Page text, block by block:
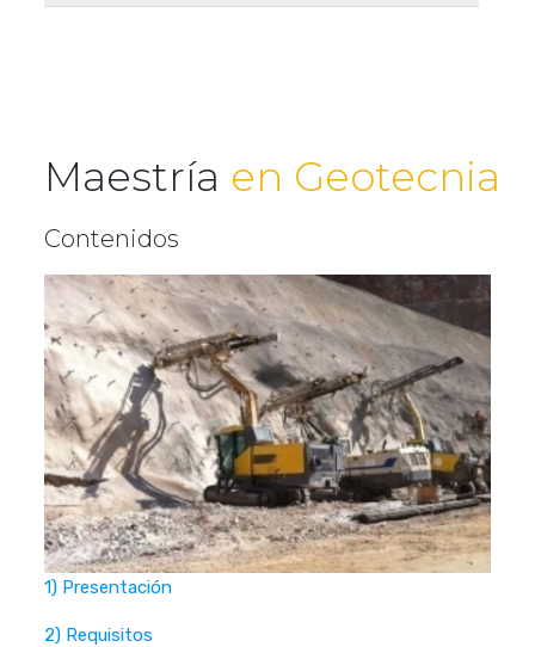
Maestría en Geotecnia
Contenidos
1) Presentación
2) Requisitos